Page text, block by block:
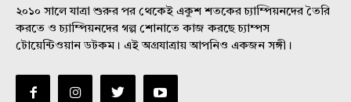
২০১০ সালে যাত্রা শুরুর পর থেকেই একুশ শতকের চ্যাম্পিয়নদের তৈরি
করতে ও চ্যাম্পিয়নদের গল্প শোনাতে কাজ করছে চ্যাম্পস
টোয়েন্টিওয়ান ডটকম। এই অগ্রযাত্রায় আপনিও একজন সঙ্গী।